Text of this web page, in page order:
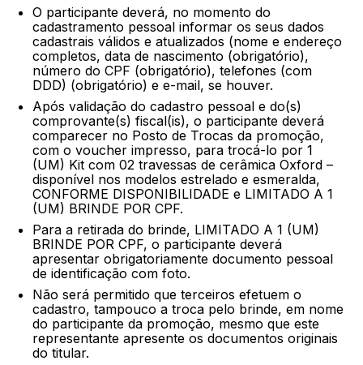
O participante deverá, no momento do
cadastramento pessoal informar os seus dados
cadastrais válidos e atualizados (nome e endereço
completos, data de nascimento (obrigatório),
número do CPF (obrigatório), telefones (com
DDD) (obrigatório) e e-mail, se houver.
Após validação do cadastro pessoal e do(s)
comprovante(s) fiscal(is), o participante deverá
comparecer no Posto de Trocas da promoção,
com o voucher impresso, para trocá-lo por 1
(UM) Kit com 02 travessas de cerâmica Oxford –
disponível nos modelos estrelado e esmeralda,
CONFORME DISPONIBILIDADE e LIMITADO A 1
(UM) BRINDE POR CPF.
Para a retirada do brinde, LIMITADO A 1 (UM)
BRINDE POR CPF, o participante deverá
apresentar obrigatoriamente documento pessoal
de identificação com foto.
Não será permitido que terceiros efetuem o
cadastro, tampouco a troca pelo brinde, em nome
do participante da promoção, mesmo que este
representante apresente os documentos originais
do titular.